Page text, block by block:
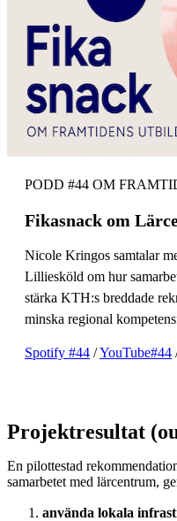
PODD #44 OM
Fikasnack om
Nicole Kringos samtalar
Lilliesköld om hur
stärka KTH:s breddade
minska regional
Spotify #44 /YouTube#44
Projektresultat
En pilottestad
samarbetet med lärcentrum,
använda lokala